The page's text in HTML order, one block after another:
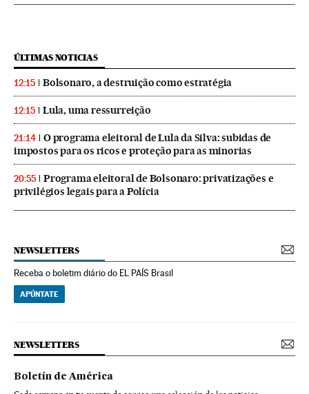
ÚLTIMAS NOTICIAS
12:15 Bolsonaro, a destruição como estratégia
12:15 Lula, uma ressurreição
21:14
O programa eleitoral de Lula da Silva: subidas de
impostos para os ricos e proteção para as minorias
20:55
Programa eleitoral de Bolsonaro: privatizações e
privilégios legais para a Polícia
NEWSLETTERS
Receba o boletim diário do EL PAÍS Brasil
APÚNTATE
NEWSLETTERS
Boletín de América